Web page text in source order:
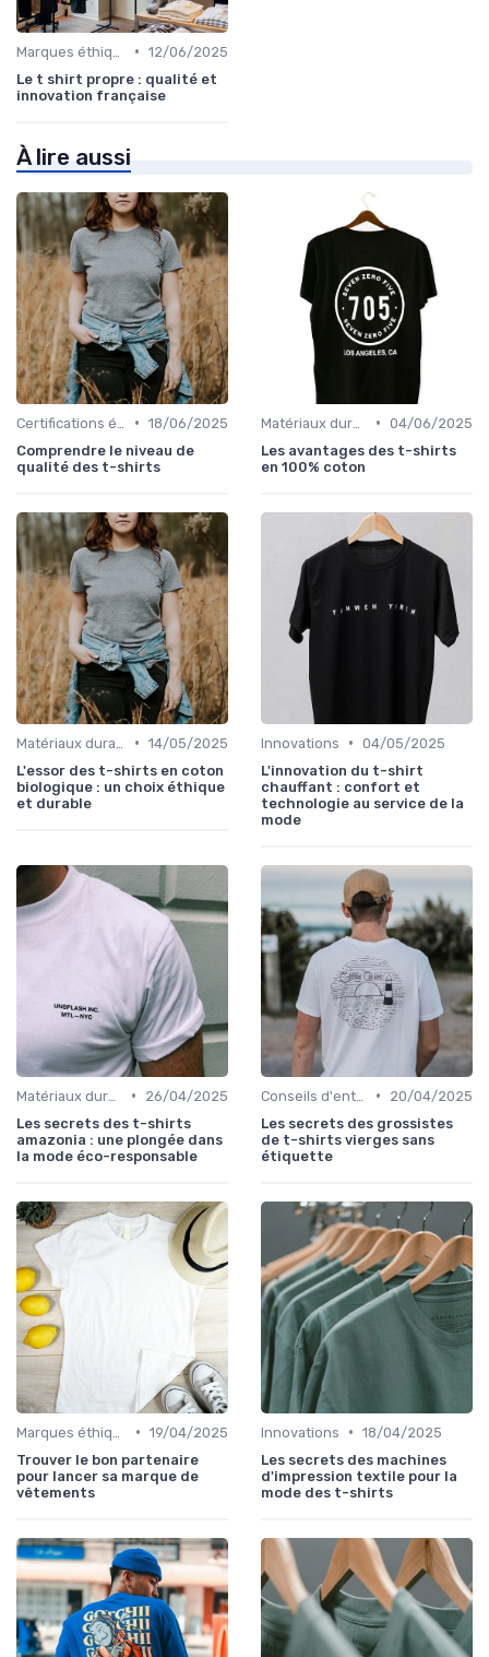
• 12/06/2025
Le t shirt propre : qualité et
innovation française
À lire aussi
• 18/06/2025
Comprendre le niveau de
qualité des t-shirts
• 04/06/2025
Les avantages des t-shirts
en 100% coton
• 14/05/2025
L'essor des t-shirts en coton
biologique : un choix éthique
et durable
Innovations • 04/05/2025
L'innovation du t-shirt
chauffant : confort et
technologie au service de la
mode
•
26/04/2025
Les secrets des t-shirts
amazonia : une plongée dans
la mode éco-responsable
•
20/04/2025
Les secrets des grossistes
de t-shirts vierges sans
étiquette
• 19/04/2025
Trouver le bon partenaire
pour lancer sa marque de
vêtements
Innovations • 18/04/2025
Les secrets des machines
d'impression textile pour la
mode des t-shirts